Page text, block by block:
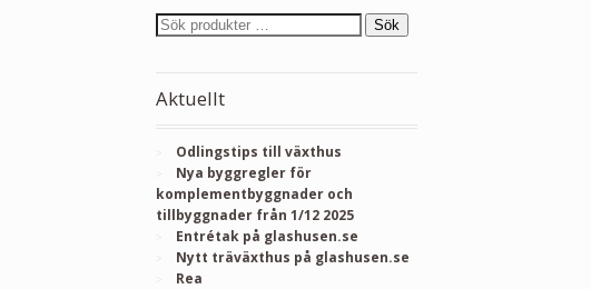
Sök
Aktuellt
Odlingstips till växthus
Nya byggregler för
komplementbyggnader och
tillbyggnader från 1/12 2025
Entrétak på glashusen.se
Nytt träväxthus på glashusen.se
Rea